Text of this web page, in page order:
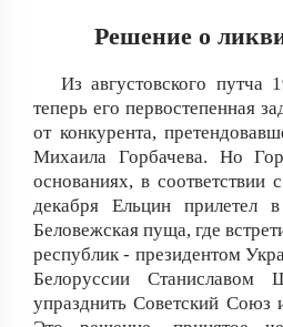
Решение о
Из августовского
теперь его первостепенная
от конкурента,
Михаила Горбачева. Но
основаниях, в соответствии
декабря Ельцин прилетел
Беловежская пуща, где
республик - президентом
Белоруссии
упразднить Советский Союз